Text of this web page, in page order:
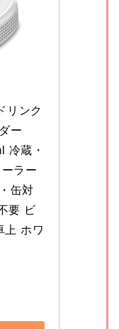
リンク
ー
蔵・
ラー
缶対
要 ビ
上 ホワ